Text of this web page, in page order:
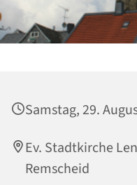
Samstag, 29.
Ev. Stadtkirche
Remscheid